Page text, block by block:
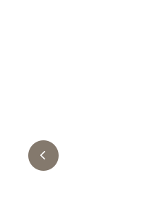
美容・ケア用品
服・おさんぽ用品